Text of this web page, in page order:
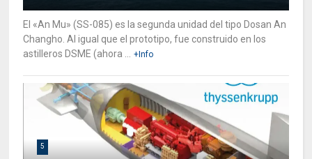
El «An Mu» (SS-085) es la segunda unidad del tipo Dosan An
Changho. Al igual que el prototipo, fue construido en los
astilleros DSME (ahora ...
+Info
5